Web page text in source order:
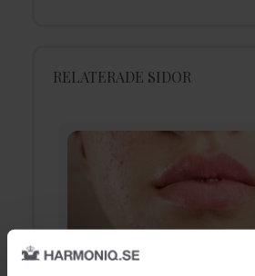
RELATERADE SIDOR